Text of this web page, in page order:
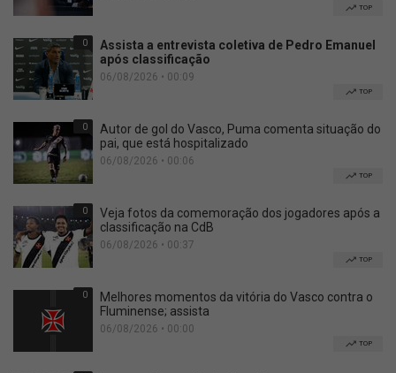
TOP
0
Assista a entrevista coletiva de Pedro Emanuel
após classificação
06/08/2026 • 00:09
TOP
0
Autor de gol do Vasco, Puma comenta situação do
pai, que está hospitalizado
06/08/2026 • 00:06
TOP
0
Veja fotos da comemoração dos jogadores após a
classificação na CdB
06/08/2026 • 00:37
TOP
0
Melhores momentos da vitória do Vasco contra o
Fluminense; assista
06/08/2026 • 00:00
TOP